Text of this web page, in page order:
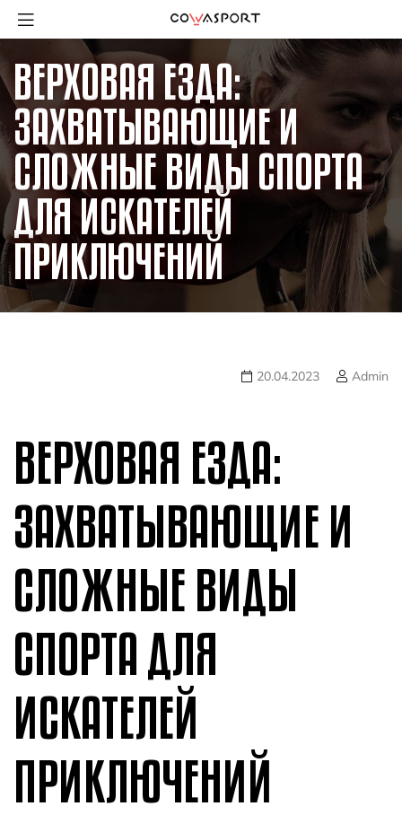
ВЕРХОВАЯ ЕЗДА:
ЗАХВАТЫВАЮЩИЕ И
СЛОЖНЫЕ ВИДЫ СПОРТА
ДЛЯ ИСКАТЕЛЕЙ
ПРИКЛЮЧЕНИЙ
20.04.2023 Admin
ВЕРХОВАЯ ЕЗДА:
ЗАХВАТЫВАЮЩИЕ И
СЛОЖНЫЕ ВИДЫ
СПОРТА ДЛЯ
ИСКАТЕЛЕЙ
ПРИКЛЮЧЕНИЙ